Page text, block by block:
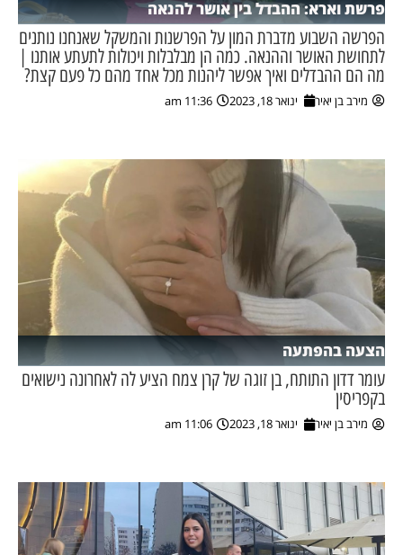
פרשת וארא: ההבדל בין אושר להנאה
הפרשה השבוע מדברת המון על הפרשנות והמשקל שאנחנו נותנים
לתחושת האושר וההנאה. כמה הן מבלבלות ויכולות לתעתע אותנו |
מה הם ההבדלים ואיך אפשר ליהנות מכל אחד מהם כל פעם קצת?
מירב בן יאיר ינואר 18, 2023 11:36 am
הצעה בהפתעה
עומר דדון התותח, בן זוגה של קרן צמח הציע לה לאחרונה נישואים
בקפריסין
מירב בן יאיר ינואר 18, 2023 11:06 am